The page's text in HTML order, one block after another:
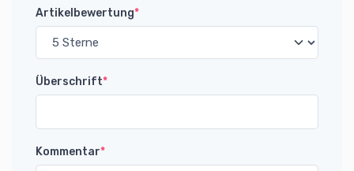
Artikelbewertung*
Überschrift*
Kommentar*